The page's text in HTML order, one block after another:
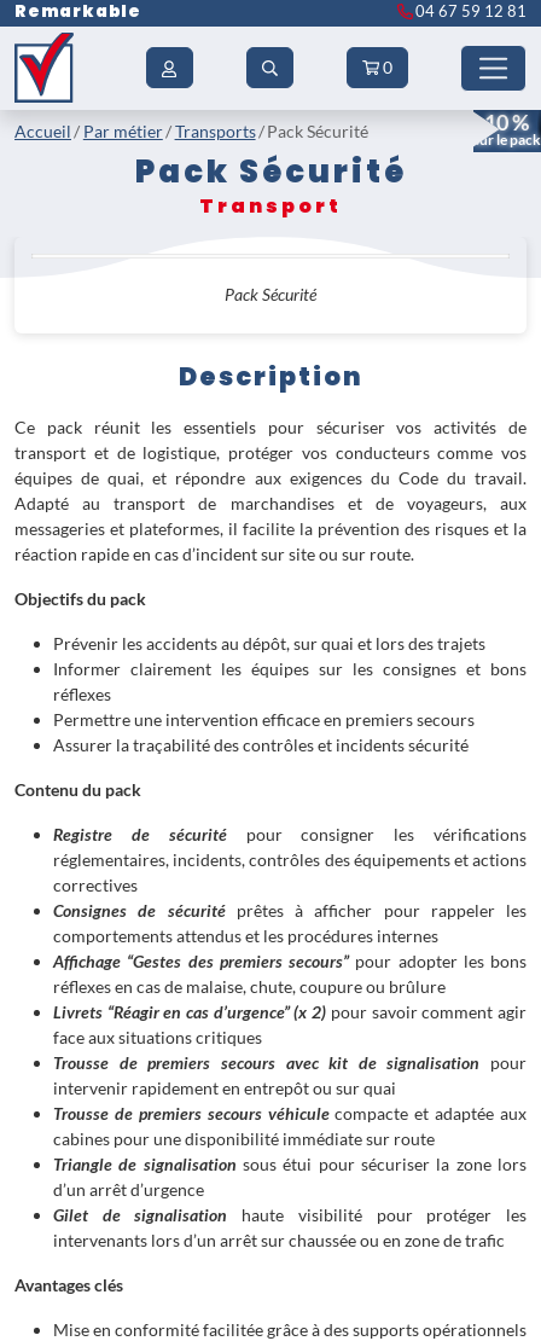
Remarkable 04 67 59 12 81
0
Accueil Par métier Transports Pack Sécurité
Pack Sécurité
Transport
- 10 %
sur le pack
Pack Sécurité
Description
Ce pack réunit les essentiels pour sécuriser vos activités de
transport et de logistique, protéger vos conducteurs comme vos
équipes de quai, et répondre aux exigences du Code du travail.
Adapté au transport de marchandises et de voyageurs, aux
messageries et plateformes, il facilite la prévention des risques et la
réaction rapide en cas d’incident sur site ou sur route.
Objectifs du pack
Prévenir les accidents au dépôt, sur quai et lors des trajets
Informer clairement les équipes sur les consignes et bons
réflexes
Permettre une intervention efficace en premiers secours
Assurer la traçabilité des contrôles et incidents sécurité
Contenu du pack
Registre de sécuritépour consigner les vérifications
réglementaires, incidents, contrôles des équipements et actions
correctives
Consignes de sécuritéprêtes à afficher pour rappeler les
comportements attendus et les procédures internes
Affichage “Gestes des premiers secours”pour adopter les bons
réflexes en cas de malaise, chute, coupure ou brûlure
Livrets “Réagir en cas d’urgence” (x 2) pour savoir comment agir
face aux situations critiques
Trousse de premiers secours avec kit de signalisation pour
intervenir rapidement en entrepôt ou sur quai
Trousse de premiers secours véhicule compacte et adaptée aux
cabines pour une disponibilité immédiate sur route
Triangle de signalisation sous étui pour sécuriser la zone lors
d’un arrêt d’urgence
Gilet de signalisation
haute visibilité pour protéger les
intervenants lors d’un arrêt sur chaussée ou en zone de trafic
Avantages clés
Mise en conformité facilitée grâce à des supports opérationnels